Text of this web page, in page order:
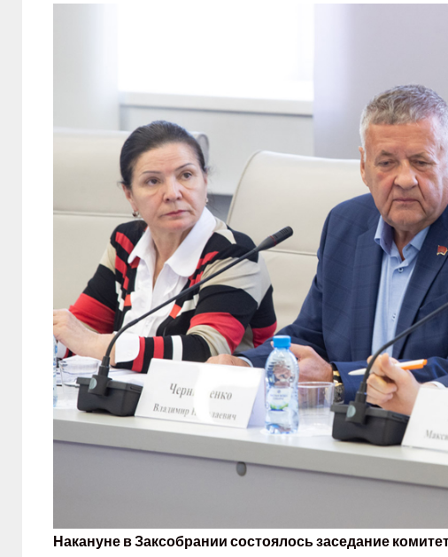
Накануне в Заксобрании состоялось заседание